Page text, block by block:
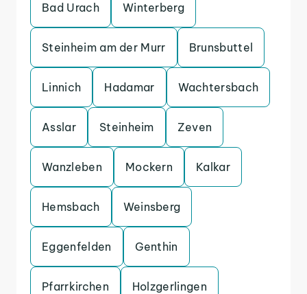
Bad Urach Winterberg
Steinheim am der Murr Brunsbuttel
Linnich Hadamar Wachtersbach
Asslar Steinheim Zeven
Wanzleben Mockern Kalkar
Hemsbach Weinsberg
Eggenfelden Genthin
Pfarrkirchen Holzgerlingen